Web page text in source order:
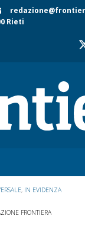
Rieti
, IN EVIDENZA
FRONTIERA